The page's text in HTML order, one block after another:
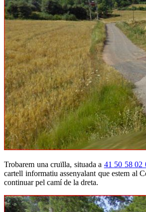
Trobarem una cruïlla, situada a 41 50 58 02
cartell informatiu assenyalant que estem al
continuar pel camí de la dreta.